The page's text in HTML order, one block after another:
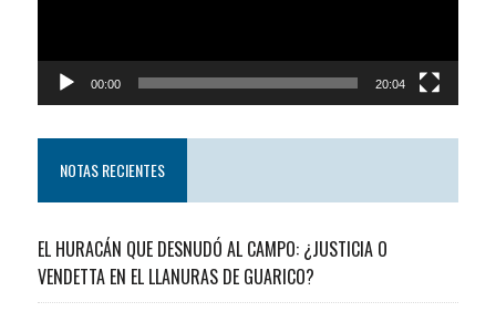
00:00 20:04
NOTAS RECIENTES
EL HURACÁN QUE DESNUDÓ AL CAMPO: ¿JUSTICIA O
VENDETTA EN EL LLANURAS DE GUARICO?